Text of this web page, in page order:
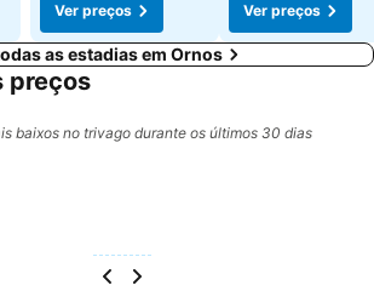
Ver preços
Ver preços
as estadias em Ornos
preços
baixos no trivago durante os últimos 30 dias